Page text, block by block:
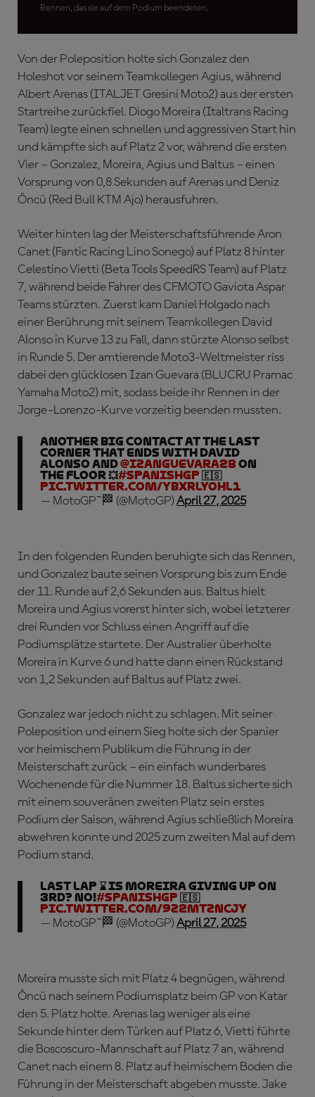
Rennen, das sie auf dem Podium beendeten.
Von der Poleposition holte sich Gonzalez den
Holeshot vor seinem Teamkollegen Agius, während
Albert Arenas (ITALJET Gresini Moto2) aus der ersten
Startreihe zurückfiel. Diogo Moreira (Italtrans Racing
Team) legte einen schnellen und aggressiven Start hin
und kämpfte sich auf Platz 2 vor, während die ersten
Vier – Gonzalez, Moreira, Agius und Baltus – einen
Vorsprung von 0,8 Sekunden auf Arenas und Deniz
Öncü (Red Bull KTM Ajo) herausfuhren.
Weiter hinten lag der Meisterschaftsführende Aron
Canet (Fantic Racing Lino Sonego) auf Platz 8 hinter
Celestino Vietti (Beta Tools SpeedRS Team) auf Platz
7, während beide Fahrer des CFMOTO Gaviota Aspar
Teams stürzten. Zuerst kam Daniel Holgado nach
einer Berührung mit seinem Teamkollegen David
Alonso in Kurve 13 zu Fall, dann stürzte Alonso selbst
in Runde 5. Der amtierende Moto3-Weltmeister riss
dabei den glücklosen Izan Guevara (BLUCRU Pramac
Yamaha Moto2) mit, sodass beide ihr Rennen in der
Jorge-Lorenzo-Kurve vorzeitig beenden mussten.
Another BIG contact at the last
corner that ends with David
Alonso and@IzanGuevara28 on
the floor 💥#SpanishGP 🇪🇸
pic.twitter.com/yBxrLYohl1
— MotoGP™🏁 (@MotoGP) April 27, 2025
In den folgenden Runden beruhigte sich das Rennen,
und Gonzalez baute seinen Vorsprung bis zum Ende
der 11. Runde auf 2,6 Sekunden aus. Baltus hielt
Moreira und Agius vorerst hinter sich, wobei letzterer
drei Runden vor Schluss einen Angriff auf die
Podiumsplätze startete. Der Australier überholte
Moreira in Kurve 6 und hatte dann einen Rückstand
von 1,2 Sekunden auf Baltus auf Platz zwei.
Gonzalez war jedoch nicht zu schlagen. Mit seiner
Poleposition und einem Sieg holte sich der Spanier
vor heimischem Publikum die Führung in der
Meisterschaft zurück – ein einfach wunderbares
Wochenende für die Nummer 18. Baltus sicherte sich
mit einem souveränen zweiten Platz sein erstes
Podium der Saison, während Agius schließlich Moreira
abwehren konnte und 2025 zum zweiten Mal auf dem
Podium stand.
LAST LAP ⌛ Is Moreira giving up on
3rd? NO!#SpanishGP 🇪🇸
pic.twitter.com/9z2MtZNCJy
— MotoGP™🏁 (@MotoGP) April 27, 2025
Moreira musste sich mit Platz 4 begnügen, während
Öncü nach seinem Podiumsplatz beim GP von Katar
den 5. Platz holte. Arenas lag weniger als eine
Sekunde hinter dem Türken auf Platz 6, Vietti führte
die Boscoscuro-Mannschaft auf Platz 7 an, während
Canet nach einem 8. Platz auf heimischem Boden die
Führung in der Meisterschaft abgeben musste. Jake